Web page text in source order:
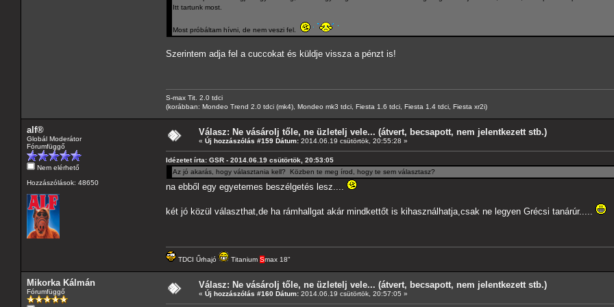
Itt tartunk most.
Most próbáltam hívni, de nem veszi fel.
Szerintem adja fel a cuccokat és küldje vissza a pénzt is!
S-max Tit. 2.0 tdci
(korábban: Mondeo Trend 2.0 tdci (mk4), Mondeo mk3 tdci, Fiesta 1.6 tdci, Fiesta 1.4 tdci, Fiesta xr2i)
alf®
Globál Moderátor
Fórumfüggő
Nem elérhető
Hozzászólások: 48650
Válasz: Ne vásárolj tőle, ne üzletelj vele... (átvert, becsapott, nem jelentkezett stb.)
« Új hozzászólás #159 Dátum: 2014.06.19 csütörtök, 20:55:28 »
Idézetet írta: GSR - 2014.06.19 csütörtök, 20:53:05
Az jó akarás, hogy választania kell? Közben te meg írod, hogy te sem választasz?
na ebből egy egyetemes beszélgetés lesz....
két jó közül választhat,de ha rámhallgat akár mindkettőt is kihasználhatja,csak ne legyen Grécsi tanárúr.....
TDCI Űrhajó Titanium Smax 18"
Mikorka Kálmán
Fórumfüggő
Válasz: Ne vásárolj tőle, ne üzletelj vele... (átvert, becsapott, nem jelentkezett stb.)
« Új hozzászólás #160 Dátum: 2014.06.19 csütörtök, 20:57:05 »